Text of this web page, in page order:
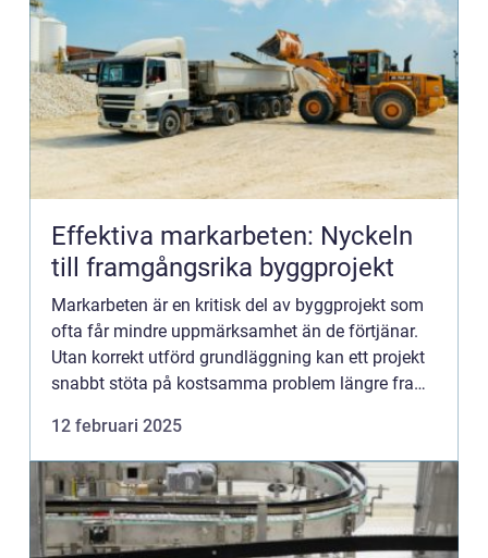
Effektiva markarbeten: Nyckeln
till framgångsrika byggprojekt
Markarbeten är en kritisk del av byggprojekt som
ofta får mindre uppmärksamhet än de förtjänar.
Utan korrekt utförd grundläggning kan ett projekt
snabbt stöta på kostsamma problem längre fram.
12 februari 2025